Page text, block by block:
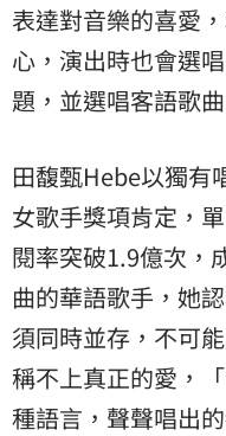
表達對音樂的喜愛
心，演出時也會選
題，並選唱客語歌
田馥甄Hebe以獨有
女歌手獎項肯定，
閱率突破1.9億次，
曲的華語歌手，她
須同時並存， 不可
稱不上真正的愛，
種語言，聲聲唱出